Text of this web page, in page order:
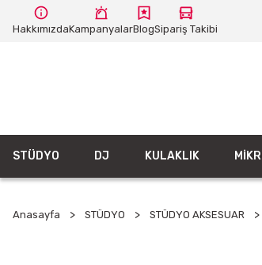
HakkımızdaKampanyalarBlogSipariş Takibi
STÜDYO DJ KULAKLIK
Anasayfa STÜDYO STÜDYO AKSESUAR